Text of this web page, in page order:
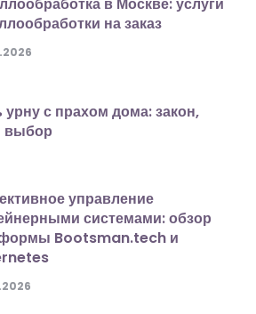
в Москве: услуги
на заказ
с прахом дома: закон,
выбор
управление
системами: обзор
Bootsman.tech и